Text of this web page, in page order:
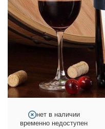
нет в наличии
временно недоступен